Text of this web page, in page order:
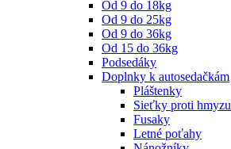
Od 9 do 18kg
Od 9 do 25kg
Od 9 do 36kg
Od 15 do 36kg
Podsedáky
Doplnky k autosedačkám
Pláštenky
Sieťky proti hmyzu
Fusaky
Letné poťahy